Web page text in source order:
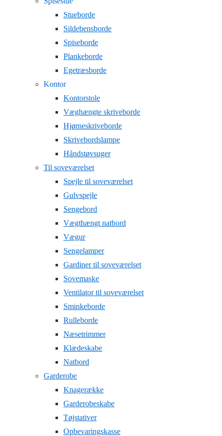
Stueborde
Sildebensborde
Spiseborde
Plankeborde
Egetræsborde
Kontor
Kontorstole
Væghængte skriveborde
Hjørneskriveborde
Skrivebordslampe
Håndstøvsuger
Til soveværelset
Spejle til soveværelset
Gulvspejle
Sengebord
Vægthængt natbord
Vægur
Sengelamper
Gardiner til soveværelset
Sovemaske
Ventilator til soveværelset
Sminkeborde
Rulleborde
Næsetrimmer
Klædeskabe
Natbord
Garderobe
Knagerække
Garderobeskabe
Tøjstativer
Opbevaringskasse